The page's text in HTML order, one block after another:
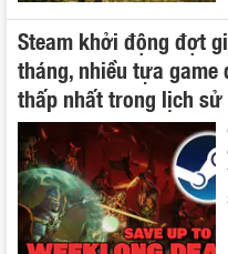
Steam khởi động đợt
tháng, nhiều tựa
thấp nhất trong lịch sử